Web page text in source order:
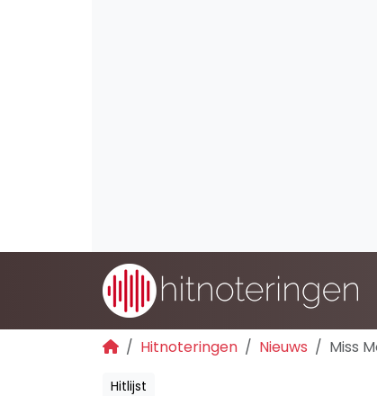
Hitnoteringen Nieuws Miss
Hitlijst